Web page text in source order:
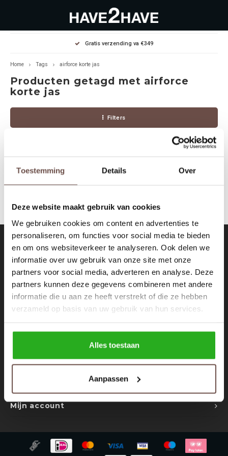
Toestemming Details Over
Deze website maakt gebruik van cookies
We gebruiken cookies om content en advertenties te
personaliseren, om functies voor social media te bieden
en om ons websiteverkeer te analyseren. Ook delen we
informatie over uw gebruik van onze site met onze
partners voor social media, adverteren en analyse. Deze
partners kunnen deze gegevens combineren met andere
informatie die u aan ze heeft verstrekt of die ze hebben
verzameld op basis van uw gebruik van hun services.
Alles toestaan
Aanpassen
Hoofdmenu / dames
Jassen Diverse
Winterjassen
T-shirts
Accessoires
Rokken
Tassen
Tops
Jumpsuites
Hoodies
Body's
Tracksuits
Sweaters
Hoofdmenu / heren
Hoodies
Sweaters
Joggers
Pullovers
Schoenen
Accessoires
Underwear
Jassen
Tracksuits
Bodywarmers
Trackpants
Overhemden
Hoofdmenu / outlet deals
Diverse
Heren
Gratis verzending va €349
Home Tags airforce korte jas
Producten getagd met airforce
korte jas
Filters
Geen producten gevonden!...
Contact
Nieuwsbrief
Ontvang de laatste updates, nieuws en aanbiedingen via email
Volg ons
Mijn account